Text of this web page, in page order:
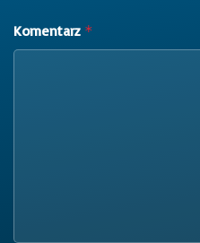
Komentarz *